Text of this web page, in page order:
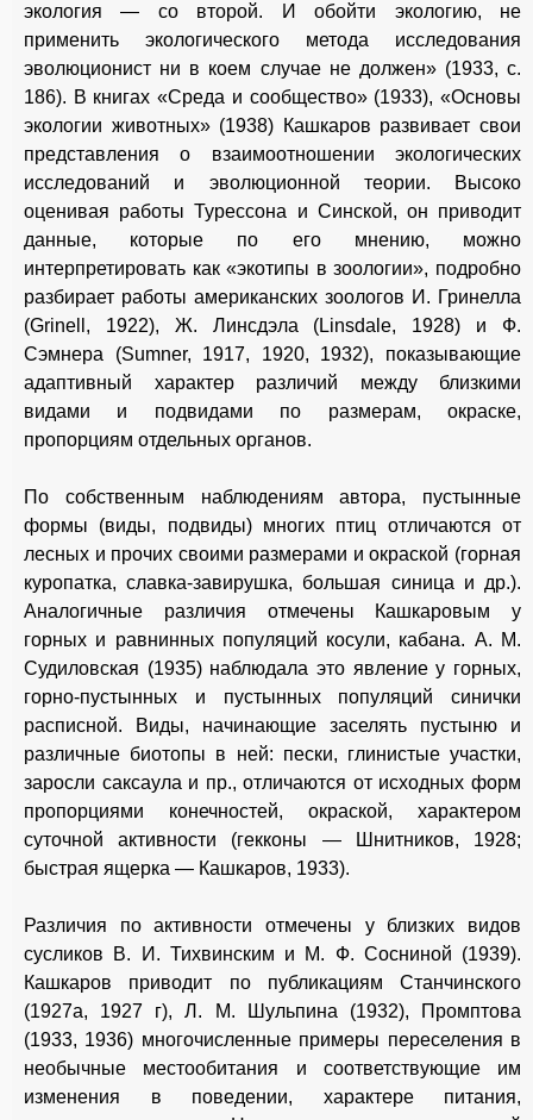
экология — со второй. И обойти экологию, не
применить экологического метода исследования
эволюционист ни в коем случае не должен» (1933, с.
186). В книгах «Среда и сообщество» (1933), «Основы
экологии животных» (1938) Кашкаров развивает свои
представления о взаимоотношении экологических
исследований и эволюционной теории. Высоко
оценивая работы Турессона и Синской, он приводит
данные, которые по его мнению, можно
интерпретировать как «экотипы в зоологии», подробно
разбирает работы американских зоологов И. Гринелла
(Grinell, 1922), Ж. Линсдэла (Linsdale, 1928) и Ф.
Сэмнера (Sumner, 1917, 1920, 1932), показывающие
адаптивный характер различий между близкими
видами и подвидами по размерам, окраске,
пропорциям отдельных органов.
По собственным наблюдениям автора, пустынные
формы (виды, подвиды) многих птиц отличаются от
лесных и прочих своими размерами и окраской (горная
куропатка, славка-завирушка, большая синица и др.).
Аналогичные различия отмечены Кашкаровым у
горных и равнинных популяций косули, кабана. А. М.
Судиловская (1935) наблюдала это явление у горных,
горно-пустынных и пустынных популяций синички
расписной. Виды, начинающие заселять пустыню и
различные биотопы в ней: пески, глинистые участки,
заросли саксаула и пр., отличаются от исходных форм
пропорциями конечностей, окраской, характером
суточной активности (гекконы — Шнитников, 1928;
быстрая ящерка — Кашкаров, 1933).
Различия по активности отмечены у близких видов
сусликов В. И. Тихвинским и М. Ф. Сосниной (1939).
Кашкаров приводит по публикациям Станчинского
(1927а, 1927 г), Л. М. Шульпина (1932), Промптова
(1933, 1936) многочисленные примеры переселения в
необычные местообитания и соответствующие им
изменения в поведении, характере питания,